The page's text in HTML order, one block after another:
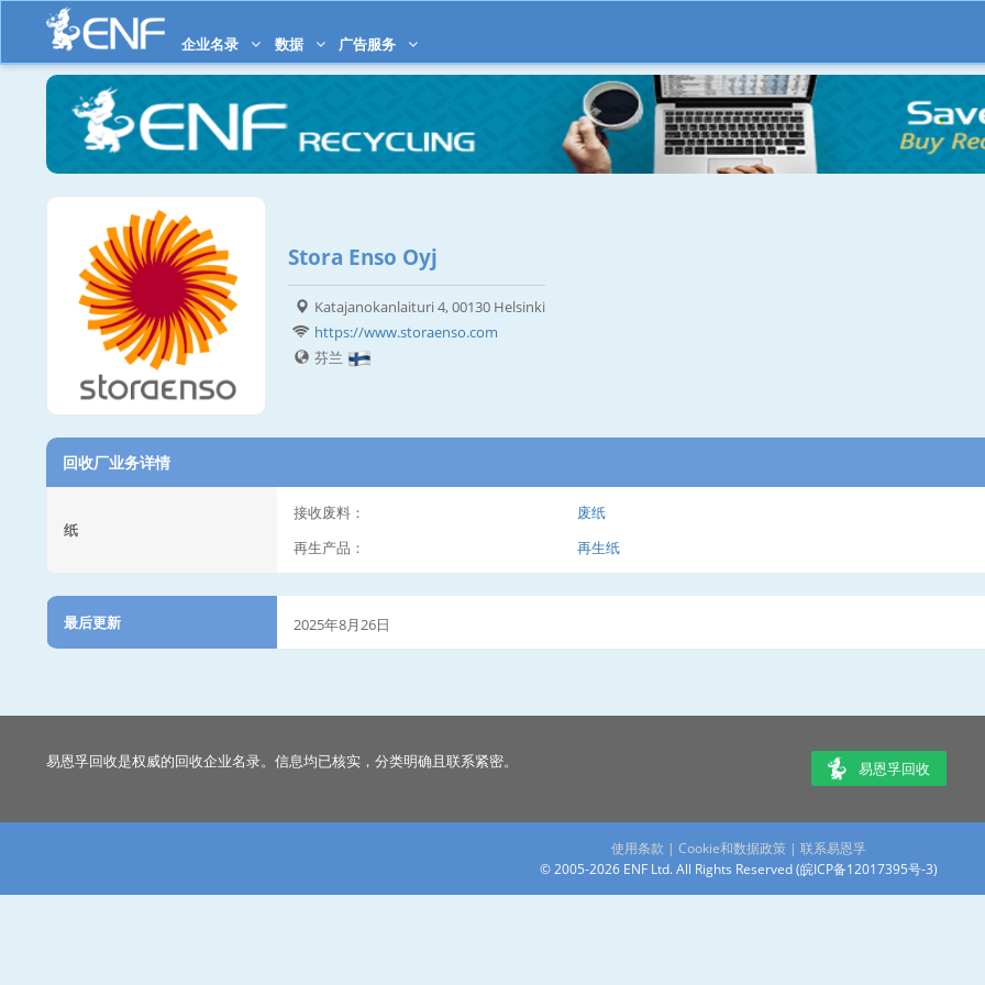
企业名录 数据 广告服务
Stora Enso Oyj
Katajanokanlaituri 4, 00130 Helsinki
https://www.storaenso.com
芬兰
回收厂业务详情
纸
接收废料：
废纸
再生产品：
再生纸
最后更新 2025年8月26日
易恩孚回收是权威的回收企业名录。信息均已核实，分类明确且联系紧密。 易恩孚回收
使用条款 | Cookie和数据政策 | 联系易恩孚
© 2005-2026 ENF Ltd. All Rights Reserved (皖ICP备12017395号-3)